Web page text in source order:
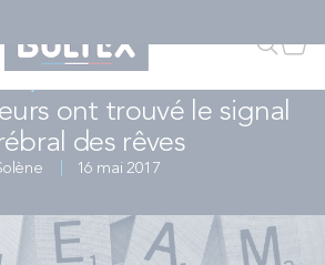
Faire
RECHERCHE
le signal cérébral des rêves – Bultex
SANTÉ & BIEN-ÊTRE
ont trouvé le signal
des rêves
16 mai 2017